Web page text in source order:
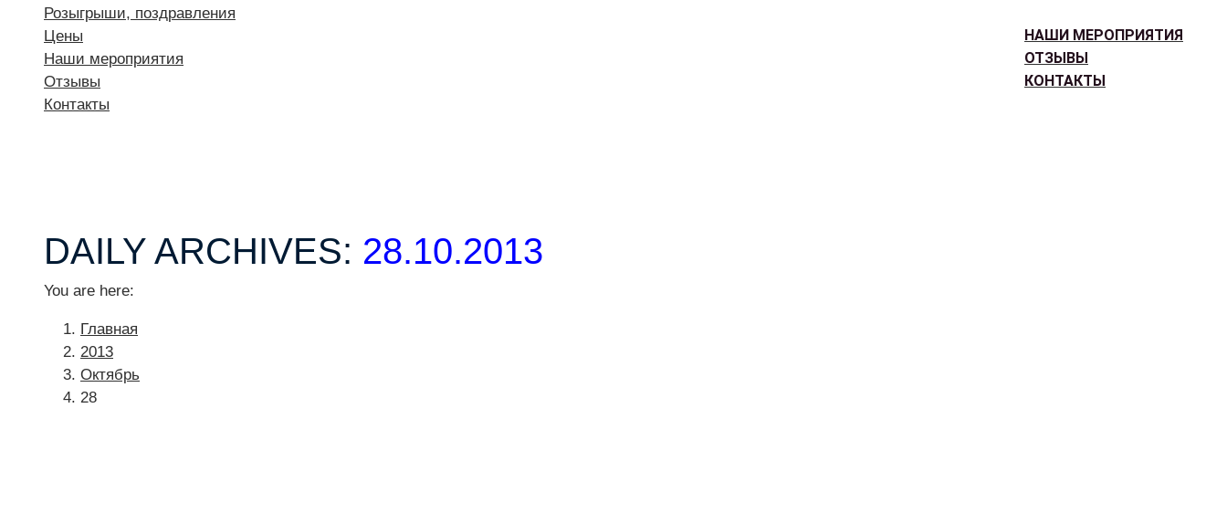
НАШИ МЕРОПРИЯТИЯ
ОТЗЫВЫ
КОНТАКТЫ
Розыгрыши, поздравления
Цены
Наши мероприятия
Отзывы
Контакты
DAILY ARCHIVES: 28.10.2013
You are here:
Главная
2013
Октябрь
28